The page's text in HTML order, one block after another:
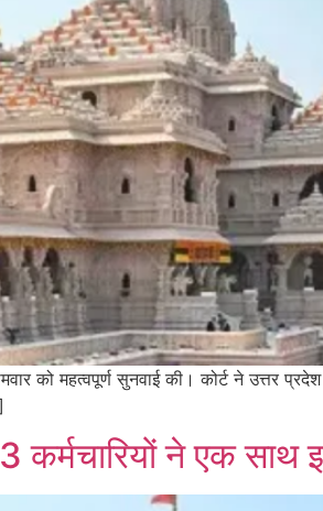
को महत्वपूर्ण सुनवाई की। कोर्ट ने उत्तर
कर्मचारियों ने एक साथ